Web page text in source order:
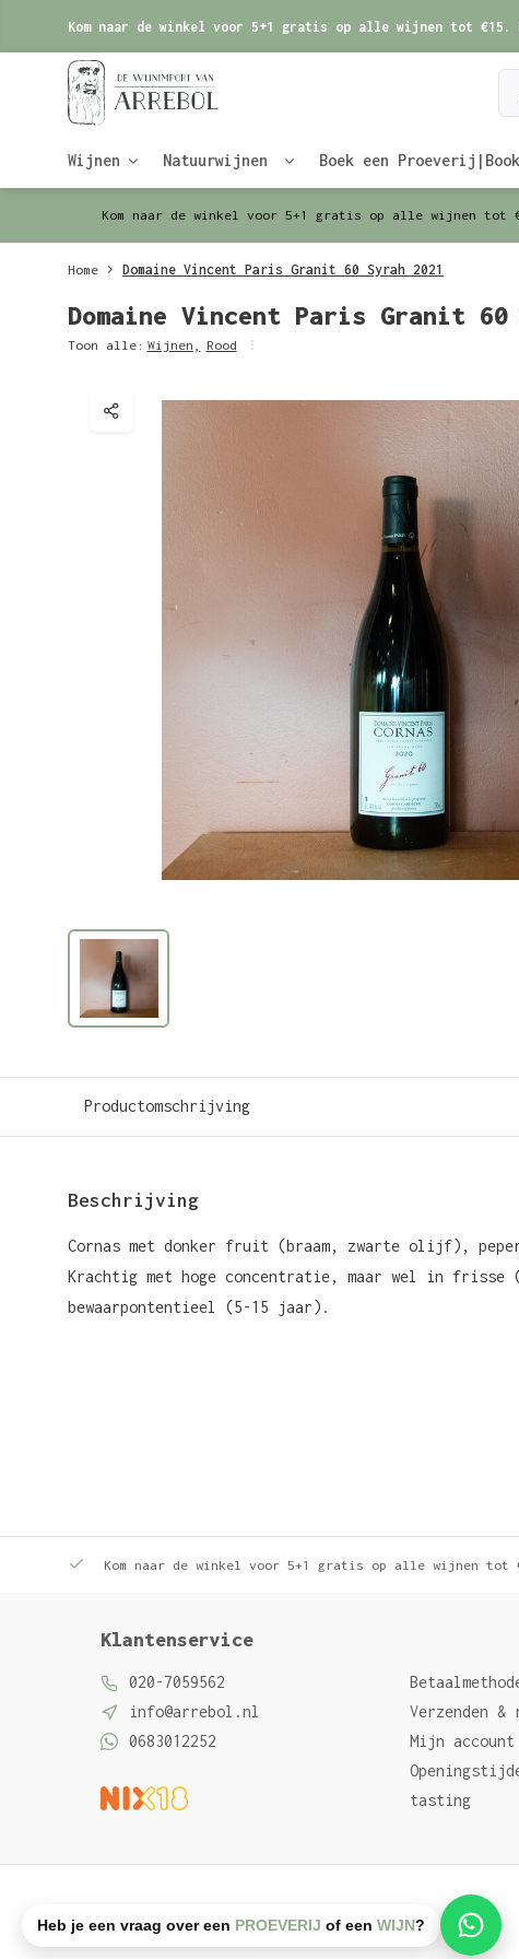
Kom naar de winkel voor 5+1 gratis op alle wijnen tot €15.
Wijnen Natuurwijnen Boek een
Kom naar de winkel voor 5+1 gratis op alle wijnen tot
Home Domaine Vincent Paris Granit 60 Syrah 2021
Domaine Vincent Paris Granit 60
Toon alle: Wijnen , Rood
Productomschrijving
Beschrijving
Cornas met donker fruit (braam, zwarte olijf),
Krachtig met hoge concentratie, maar wel in
bewaarpontentieel (5-15 jaar).
Kom naar de winkel voor 5+1 gratis op alle wijnen tot
Klantenservice
020-7059562
info@arrebol.nl
0683012252
Verzenden &
Mijn account
tasting
© Arrebol wijn - Powered byemarkable
Heb je een vraag over een PROEVERIJ of een WIJN?